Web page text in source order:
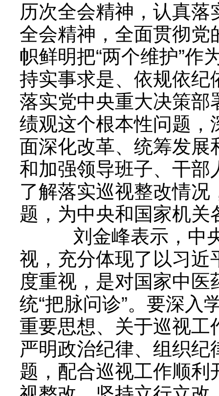
历次全会精神，认真
全会精神，全面贯彻党
帜鲜明把“两个维护”作
持实事求是、依规依纪
落实党中央重大决策部
绩观这个根本性问题，
面深化改革、统筹发展
和加强领导班子、干部
了解落实巡视整改情
题，为中央和国家机
刘金峰表示，中央
视，充分体现了以习近
度重视，是对国家中医
统“把脉问诊”。要深入
重要思想、关于巡视工
严明政治纪律、组织
题，配合巡视工作顺